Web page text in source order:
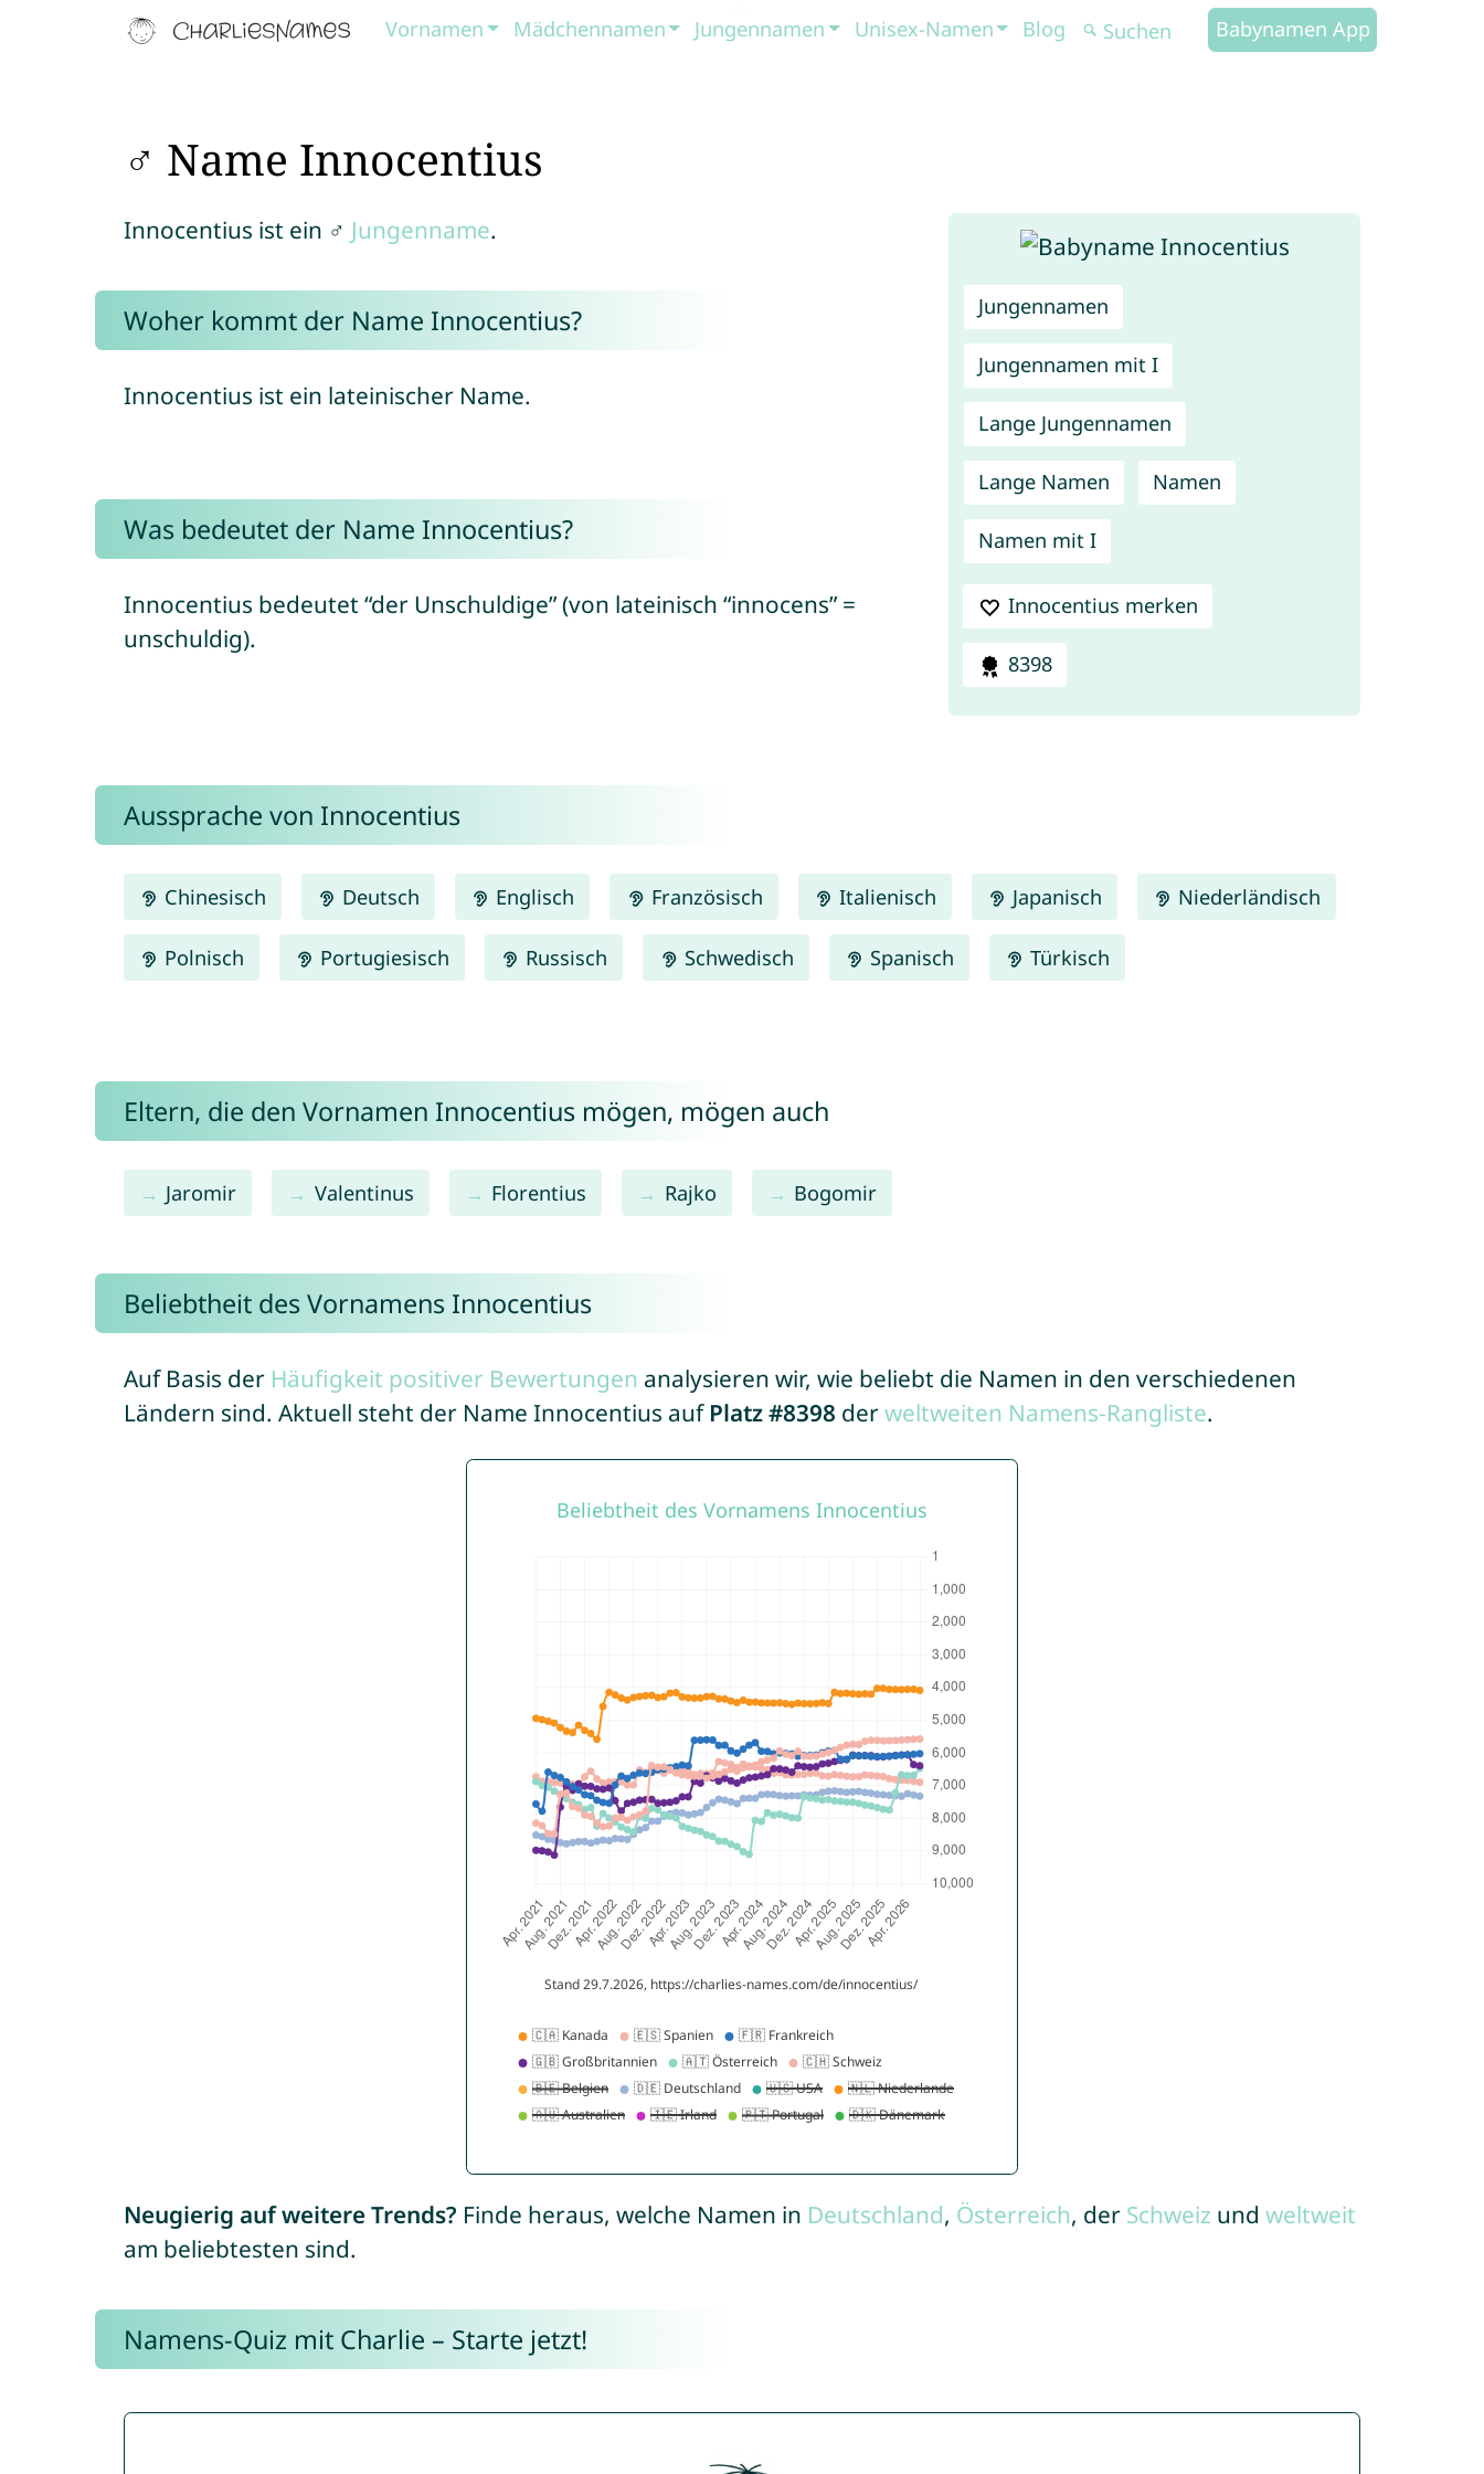
Vornamen Mädchennamen Jungennamen Unisex-Namen Blog Babynamen App
♂ Name Innocentius
Jungennamen
Jungennamen mit I
Lange Jungennamen
Lange Namen Namen
Namen mit I
Innocentius merken
8398
Innocentius ist ein ♂ Jungenname.
Woher kommt der Name Innocentius?
Innocentius ist ein lateinischer Name.
Was bedeutet der Name Innocentius?
Innocentius bedeutet “der Unschuldige” (von lateinisch “innocens” =
unschuldig).
Aussprache von Innocentius
Chinesisch Deutsch Englisch Französisch Italienisch Japanisch Niederländisch
Polnisch Portugiesisch Russisch Schwedisch Spanisch Türkisch
Eltern, die den Vornamen Innocentius mögen, mögen auch
Jaromir Valentinus Florentius Rajko Bogomir
Beliebtheit des Vornamens Innocentius
Auf Basis der Häufigkeit positiver Bewertungen analysieren wir, wie beliebt die Namen in den verschiedenen
Ländern sind. Aktuell steht der Name Innocentius auf Platz #8398 derweltweiten Namens-Rangliste.
Neugierig auf weitere Trends? Finde heraus, welche Namen in Deutschland, Österreich, der Schweiz und weltweit
am beliebtesten sind.
Namens-Quiz mit Charlie – Starte jetzt!